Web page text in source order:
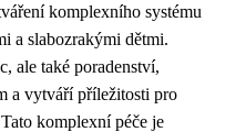
komplexního systému
a slabozrakými dětmi.
ale také poradenství,
a vytváří příležitosti pro
komplexní péče je